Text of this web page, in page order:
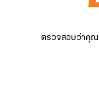
ตรวจสอบว่าคุณ